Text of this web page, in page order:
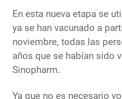
En esta nueva etapa se
ya se han vacunado a
noviembre, todas las
años que se habían sido
Sinopharm.
Ya que no es necesario